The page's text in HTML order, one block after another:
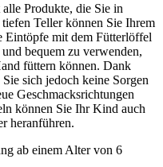
Produkte, die Sie in
Teller können Sie Ihrem
Eintöpfe mit dem Fütterlöffel
bequem zu verwenden,
füttern können. Dank
sich jedoch keine Sorgen
Geschmacksrichtungen
können Sie Ihr Kind auch
heranführen.
ab einem Alter von 6